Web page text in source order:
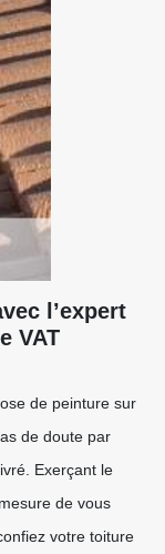
l’expert
VAT
de peinture sur
de doute par
Exerçant le
de vous
votre toiture